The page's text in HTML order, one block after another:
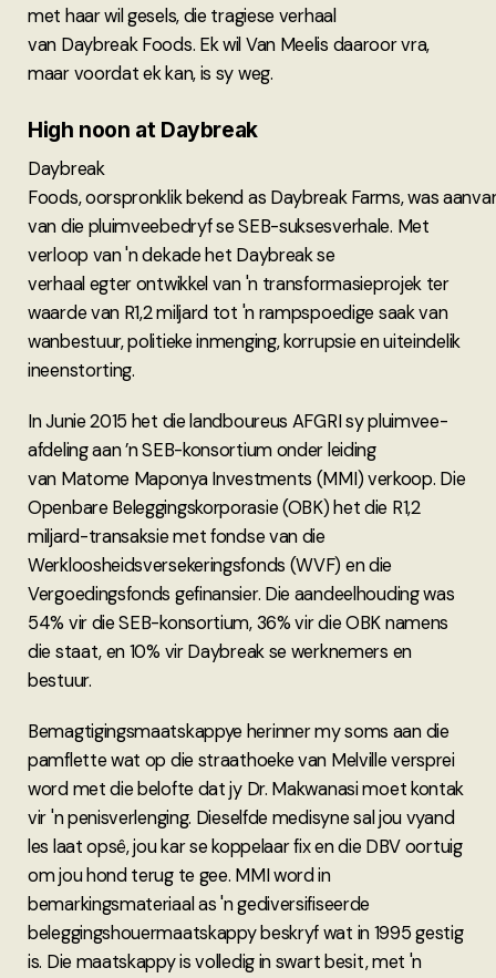
met haar wil gesels, die tragiese verhaal
van Daybreak Foods. Ek wil Van Meelis daaroor vra,
maar voordat ek kan, is sy weg.
High noon at Daybreak
Daybreak
Foods, oorspronklik bekend as Daybreak Farms, was
van die pluimveebedryf se SEB-suksesverhale. Met
verloop van 'n dekade het Daybreak se
verhaal egter ontwikkel van 'n transformasieprojek ter
waarde van R1,2 miljard tot 'n rampspoedige saak van
wanbestuur, politieke inmenging, korrupsie en uiteindelik
ineenstorting.
In Junie 2015 het die landboureus AFGRI sy pluimvee-
afdeling aan ’n SEB-konsortium onder leiding
van Matome Maponya Investments (MMI) verkoop. Die
Openbare Beleggingskorporasie (OBK) het die R1,2
miljard-transaksie met fondse van die
Werkloosheidsversekeringsfonds (WVF) en die
Vergoedingsfonds gefinansier. Die aandeelhouding was
54% vir die SEB-konsortium, 36% vir die OBK namens
die staat, en 10% vir Daybreak se werknemers en
bestuur.
Bemagtigingsmaatskappye herinner my soms aan die
pamflette wat op die straathoeke van Melville versprei
word met die belofte dat jy Dr. Makwanasi moet kontak
vir 'n penisverlenging. Dieselfde medisyne sal jou vyand
les laat opsê, jou kar se koppelaar fix en die DBV oortuig
om jou hond terug te gee. MMI word in
bemarkingsmateriaal as 'n gediversifiseerde
beleggingshouermaatskappy beskryf wat in 1995 gestig
is. Die maatskappy is volledig in swart besit, met 'n